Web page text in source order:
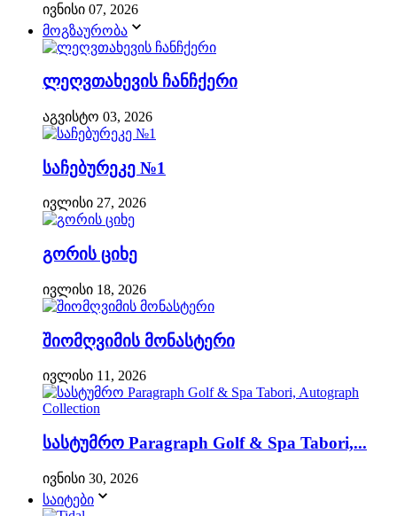
ივნისი 07, 2026
მოგზაურობა
ლეღვთახევის ჩანჩქერი
აგვისტო 03, 2026
საჩებურეკე №1
ივლისი 27, 2026
გორის ციხე
ივლისი 18, 2026
შიომღვიმის მონასტერი
ივლისი 11, 2026
სასტუმრო Paragraph Golf & Spa Tabori,...
ივნისი 30, 2026
საიტები